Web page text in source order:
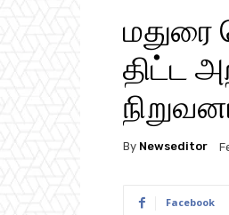
மதுரை
திட்ட
By Newseditor
Facebook